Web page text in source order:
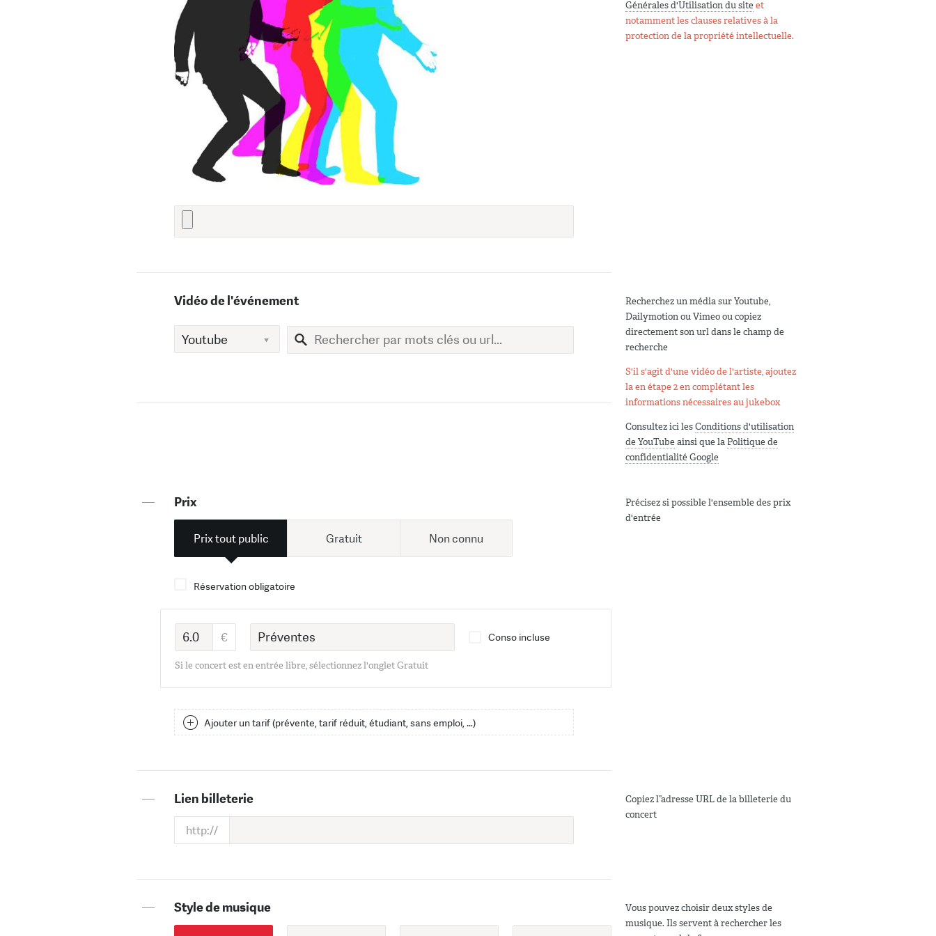
Générales d'Utilisation du siteet
notamment les clauses relatives à la
protection de la propriété intellectuelle.
Vidéo de l'événement
Recherchez un média sur Youtube,
Dailymotion ou Vimeo ou copiez
directement son url dans le champ de
recherche
S'il s'agit d'une vidéo de l'artiste, ajoutez
la en étape 2 en complétant les
informations nécessaires au jukebox
Consultez ici lesConditions d'utilisation
de YouTubeainsi que laPolitique de
confidentialité Google
— Prix
Prix tout public Gratuit Non connu
Réservation obligatoire
Conso incluse
Si le concert est en entrée libre, sélectionnez l'onglet Gratuit
Ajouter un tarif (prévente, tarif réduit, étudiant, sans emploi, …)
Précisez si possible l'ensemble des prix
d'entrée
— Lien billeterie
Copiez l”adresse URL de la billeterie du
concert
— Style de musique
Vous pouvez choisir deux styles de
musique. Ils servent à rechercher les